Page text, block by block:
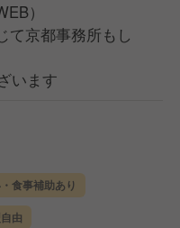
）
て京都事務所もし
います
食事補助あり
由